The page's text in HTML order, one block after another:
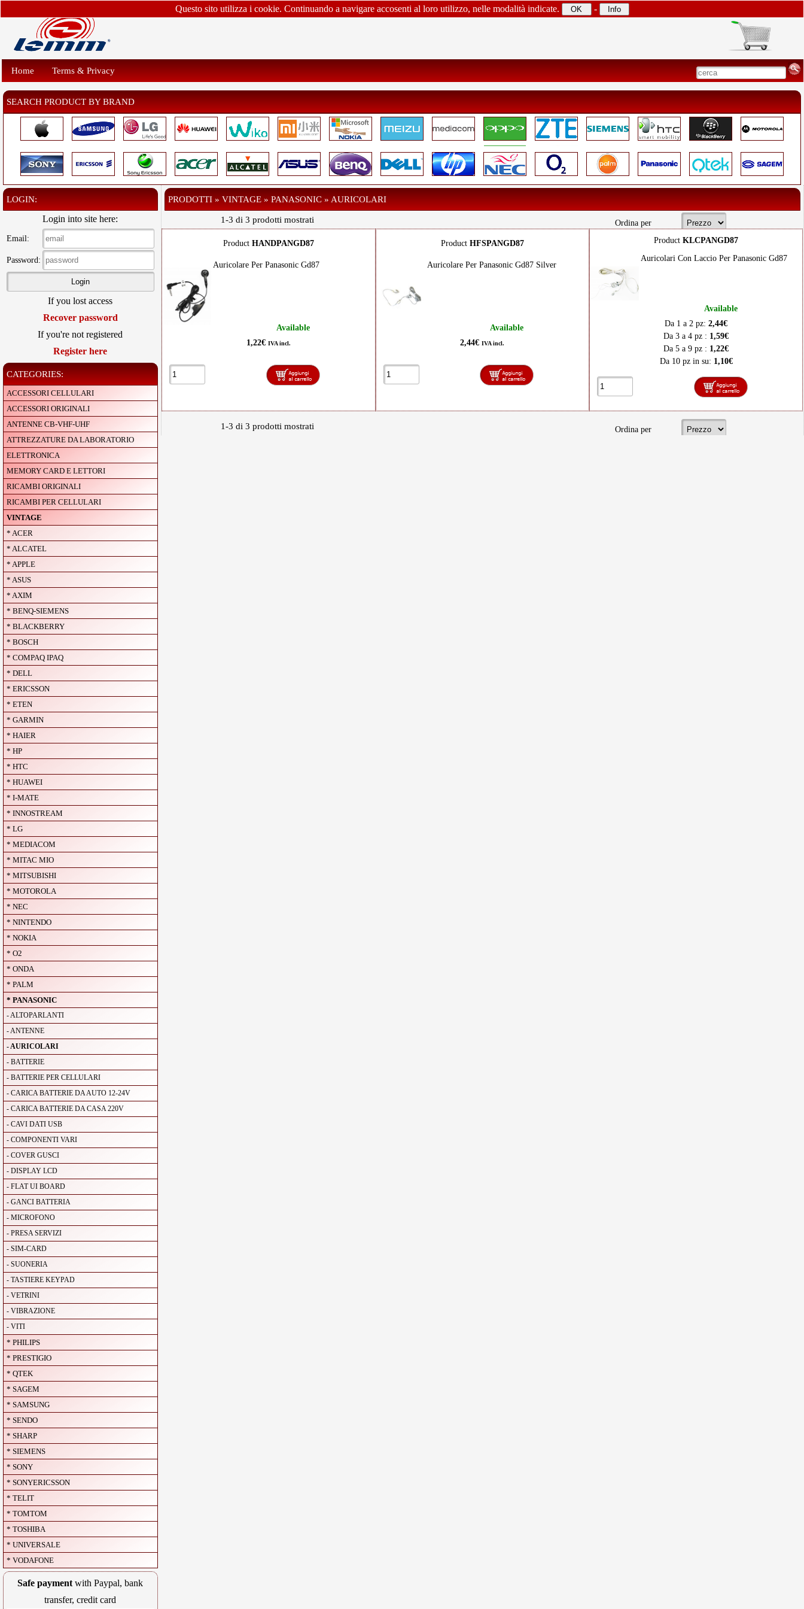
Home Terms & Privacy
SEARCH PRODUCT BY BRAND
LOGIN:
Login into site here:
Email:
Password:
If you lost access
Recover password
If you're not registered
Register here
CATEGORIES:
ACCESSORI CELLULARI
ACCESSORI ORIGINALI
ANTENNE CB-VHF-UHF
ATTREZZATURE DA LABORATORIO
ELETTRONICA
MEMORY CARD E LETTORI
RICAMBI ORIGINALI
RICAMBI PER CELLULARI
VINTAGE
* ACER
* ALCATEL
* APPLE
* ASUS
* AXIM
* BENQ-SIEMENS
* BLACKBERRY
* BOSCH
* COMPAQ IPAQ
* DELL
* ERICSSON
* ETEN
* GARMIN
* HAIER
* HP
* HTC
* HUAWEI
* I-MATE
* INNOSTREAM
* LG
* MEDIACOM
* MITAC MIO
* MITSUBISHI
* MOTOROLA
* NEC
* NINTENDO
* NOKIA
* O2
* ONDA
* PALM
* PANASONIC
- ALTOPARLANTI
- ANTENNE
- AURICOLARI
- BATTERIE
- BATTERIE PER CELLULARI
- CARICA BATTERIE DA AUTO 12-24V
- CARICA BATTERIE DA CASA 220V
- CAVI DATI USB
- COMPONENTI VARI
- COVER GUSCI
- DISPLAY LCD
- FLAT UI BOARD
- GANCI BATTERIA
- MICROFONO
- PRESA SERVIZI
- SIM-CARD
- SUONERIA
- TASTIERE KEYPAD
- VETRINI
- VIBRAZIONE
- VITI
* PHILIPS
* PRESTIGIO
* QTEK
* SAGEM
* SAMSUNG
* SENDO
* SHARP
* SIEMENS
* SONY
* SONYERICSSON
* TELIT
* TOMTOM
* TOSHIBA
* UNIVERSALE
* VODAFONE
Safe payment with Paypal, bank
transfer, credit card
PRODOTTI » VINTAGE » PANASONIC » AURICOLARI
1-3 di 3 prodotti mostrati Ordina per
Product HANDPANGD87
Auricolare Per Panasonic Gd87
Available
1,22€ IVA incl.
Product HFSPANGD87
Auricolare Per Panasonic Gd87 Silver
Available
2,44€IVA incl.
ProductKLCPANGD87
Auricolari Con Laccio Per Panasonic Gd87
Available
Da 1 a 2 pz:2,44€
Da 3 a 4 pz : 1,59€
Da 5 a 9 pz : 1,22€
Da 10 pz in su: 1,10€
1-3 di 3 prodotti mostrati Ordina per
Questo sito utilizza i cookie. Continuando a navigare accosenti al loro utilizzo, nelle modalità indicate. -